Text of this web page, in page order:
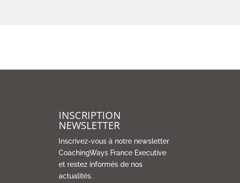
INSCRIPTION
NEWSLETTER
Inscrivez-vous à notre newsletter
CoachingWays France Executive
et restez informés de nos
actualités.